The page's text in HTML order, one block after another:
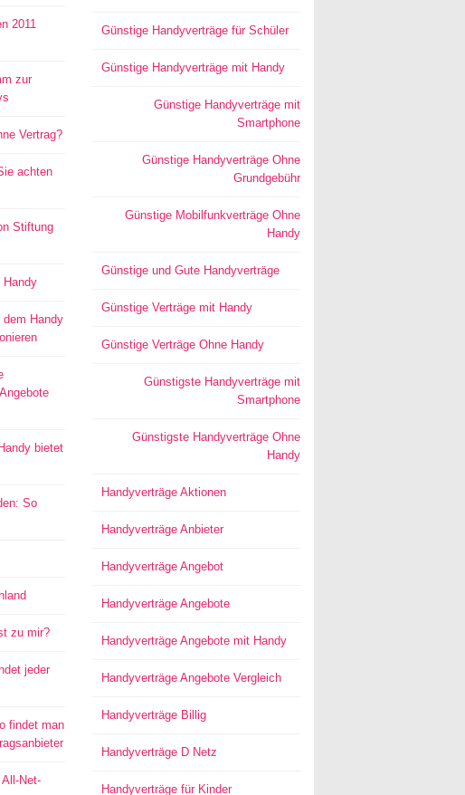
2011
zur
Vertrag?
achten
Stiftung
Handy
Handy
bietet
So
zu mir?
jeder
findet man
Net-
Günstige Handyverträge für Schüler
Günstige Handyverträge mit Handy
Günstige Handyverträge mit
Smartphone
Günstige Handyverträge Ohne
Grundgebühr
Günstige Mobilfunkverträge Ohne
Handy
Günstige und Gute Handyverträge
Günstige Verträge mit Handy
Günstige Verträge Ohne Handy
Günstigste Handyverträge mit
Smartphone
Günstigste Handyverträge Ohne
Handy
Handyverträge Aktionen
Handyverträge Anbieter
Handyverträge Angebot
Handyverträge Angebote
Handyverträge Angebote mit Handy
Handyverträge Angebote Vergleich
Handyverträge Billig
Handyverträge D Netz
Handyverträge für Kinder